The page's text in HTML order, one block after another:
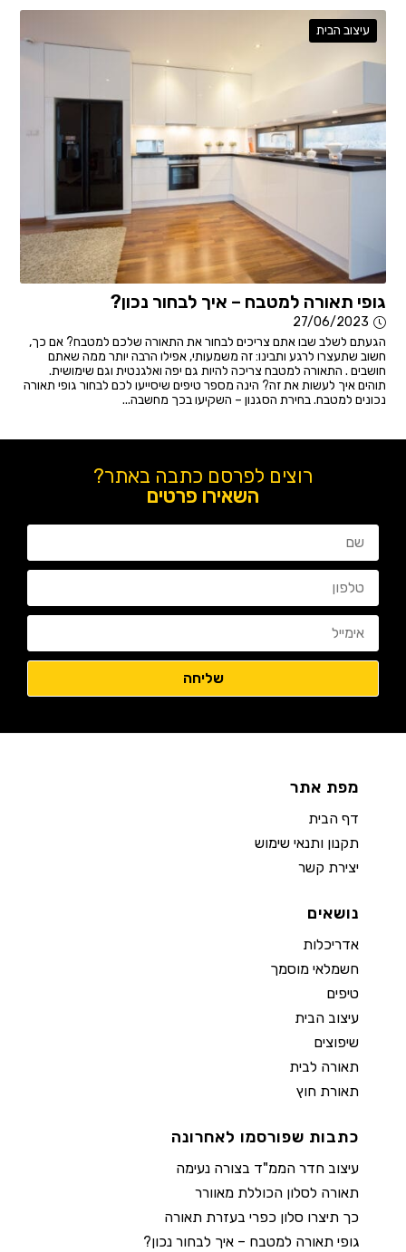
עיצוב הבית
גופי תאורה למטבח – איך לבחור נכון?
27/06/2023
הגעתם לשלב שבו אתם צריכים לבחור את התאורה שלכם למטבח? אם כך,
חשוב שתעצרו לרגע ותבינו: זה משמעותי, אפילו הרבה יותר ממה שאתם
חושבים . התאורה למטבח צריכה להיות גם יפה ואלגנטית וגם שימושית.
תוהים איך לעשות את זה? הינה מספר טיפים שיסייעו לכם לבחור גופי תאורה
נכונים למטבח. בחירת הסגנון – השקיעו בכך מחשבה...
רוצים לפרסם כתבה באתר?
השאירו פרטים
מפת אתר
דף הבית
תקנון ותנאי שימוש
יצירת קשר
נושאים
אדריכלות
חשמלאי מוסמך
טיפים
עיצוב הבית
שיפוצים
תאורה לבית
תאורת חוץ
כתבות שפורסמו לאחרונה
עיצוב חדר הממ"ד בצורה נעימה
תאורה לסלון הכוללת מאוורר
כך תיצרו סלון כפרי בעזרת תאורה
גופי תאורה למטבח – איך לבחור נכון?